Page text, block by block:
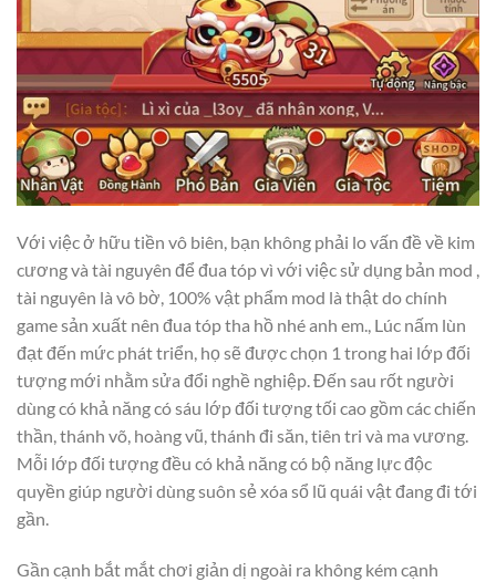
Với việc ở hữu tiền vô biên, bạn không phải lo vấn đề về kim
cương và tài nguyên để đua tóp vì với việc sử dụng bản mod ,
tài nguyên là vô bờ, 100% vật phẩm mod là thật do chính
game sản xuất nên đua tóp tha hồ nhé anh em., Lúc nấm lùn
đạt đến mức phát triển, họ sẽ được chọn 1 trong hai lớp đối
tượng mới nhằm sửa đổi nghề nghiệp. Đến sau rốt người
dùng có khả năng có sáu lớp đối tượng tối cao gồm các chiến
thần, thánh võ, hoàng vũ, thánh đi săn, tiên tri và ma vương.
Mỗi lớp đối tượng đều có khả năng có bộ năng lực độc
quyền giúp người dùng suôn sẻ xóa sổ lũ quái vật đang đi tới
gần.
Gần cạnh bắt mắt chơi giản dị ngoài ra không kém cạnh